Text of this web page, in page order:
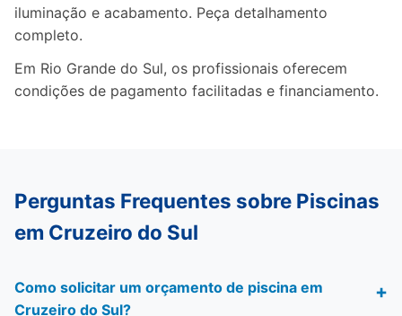
iluminação e acabamento. Peça detalhamento
completo.
Em Rio Grande do Sul, os profissionais oferecem
condições de pagamento facilitadas e financiamento.
Perguntas Frequentes sobre Piscinas
em Cruzeiro do Sul
Como solicitar um orçamento de piscina em
Cruzeiro do Sul?